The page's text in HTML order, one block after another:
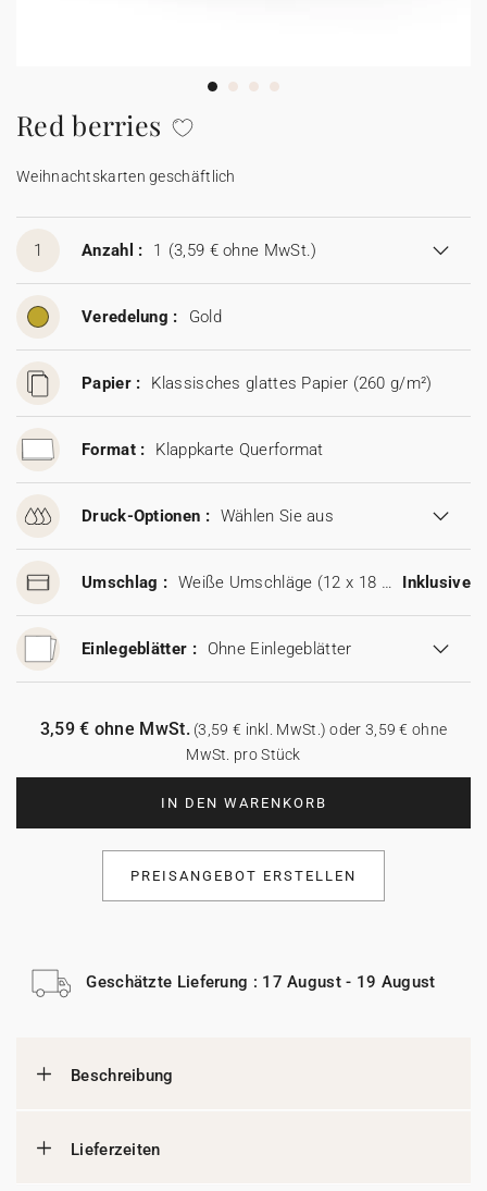
Aufkleber
Red berries
Weihnachtskarten geschäftlich
1 Anzahl : 1 (3,59 € ohne MwSt.)
Veredelung : Gold
Papier : Klassisches glattes Papier (260 g/m²)
Format : Klappkarte Querformat
Druck-Optionen : Wählen Sie aus
Umschlag : Weiße Umschläge (12 x 18 cm) Inklusive
Einlegeblätter : Ohne Einlegeblätter
IN DEN WARENKORB
3,59 € ohne MwSt.(3,59 € inkl. MwSt.) oder 3,59 € ohne
MwSt. pro Stück
PREISANGEBOT ERSTELLEN
Geschätzte Lieferung : 17 August - 19 August
Beschreibung
Lieferzeiten